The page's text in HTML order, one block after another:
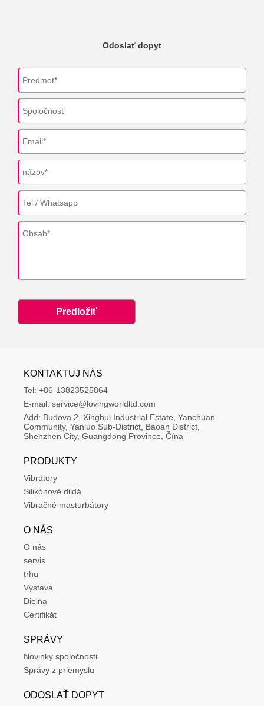
Odoslať dopyt
Predložiť
KONTAKTUJ NÁS
Tel: +86-13823525864
E-mail: service@lovingworldltd.com
Add: Budova 2, Xinghui Industrial Estate, Yanchuan
Community, Yanluo Sub-District, Baoan District,
Shenzhen City, Guangdong Province, Čína
PRODUKTY
Vibrátory
Silikónové dildá
Vibračné masturbátory
O NÁS
O nás
servis
trhu
Výstava
Dielňa
Certifikát
SPRÁVY
Novinky spoločnosti
Správy z priemyslu
ODOSLAŤ DOPYT